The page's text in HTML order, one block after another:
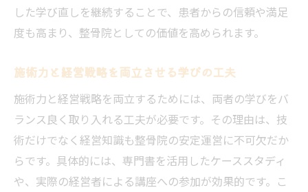
した学び直しを継続することで、患者からの信頼や満足
度も高まり、整骨院としての価値を高められます。
施術力と経営戦略を両立させる学びの工夫
施術力と経営戦略を両立するためには、両者の学びをバ
ランス良く取り入れる工夫が必要です。その理由は、技
術だけでなく経営知識も整骨院の安定運営に不可欠だか
らです。具体的には、専門書を活用したケーススタディ
や、実際の経営者による講座への参加が効果的です。こ